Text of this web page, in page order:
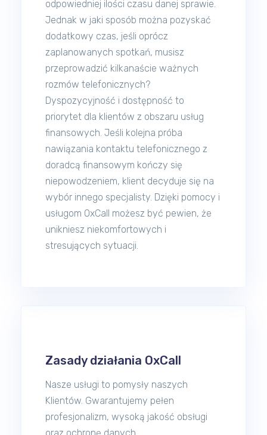
odpowiedniej ilości czasu danej sprawie.
Jednak w jaki sposób można pozyskać
dodatkowy czas, jeśli oprócz
zaplanowanych spotkań, musisz
przeprowadzić kilkanaście ważnych
rozmów telefonicznych?
Dyspozycyjność i dostępność to
priorytet dla klientów z obszaru usług
finansowych. Jeśli kolejna próba
nawiązania kontaktu telefonicznego z
doradcą finansowym kończy się
niepowodzeniem, klient decyduje się na
wybór innego specjalisty. Dzięki pomocy i
usługom OxCall możesz być pewien, że
unikniesz niekomfortowych i
stresujących sytuacji.
Zasady działania OxCall
Nasze usługi to pomysły naszych
Klientów. Gwarantujemy pełen
profesjonalizm, wysoką jakość obsługi